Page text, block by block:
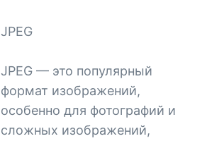
JPEG
JPEG — это популярный
формат изображений,
особенно для фотографий и
сложных изображений,